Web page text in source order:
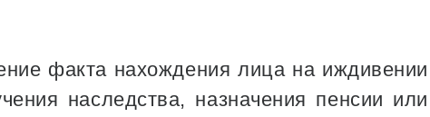
факта нахождения лица на иждивении
наследства, назначения пенсии или